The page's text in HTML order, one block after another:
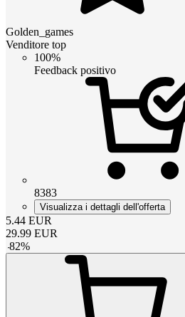
Golden_games
Venditore top
100%
Feedback positivo
8383
Visualizza i dettagli dell'offerta
5.44 EUR
29.99 EUR
-82%